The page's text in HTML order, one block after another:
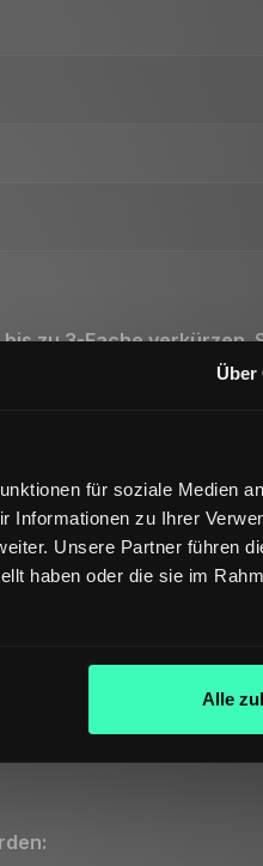
Über
für soziale Medien
Informationen zu Ihrer
Unsere Partner führen
haben oder die sie im
Alle
zu 3-Fache verkürzen.